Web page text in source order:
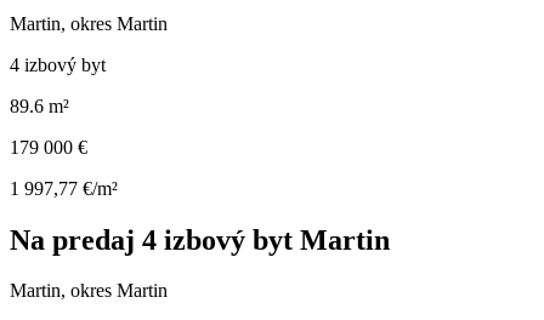
Martin, okres Martin
4 izbový byt
89.6 m²
179 000 €
1 997,77 €/m²
Na predaj 4 izbový byt Martin
Martin, okres Martin